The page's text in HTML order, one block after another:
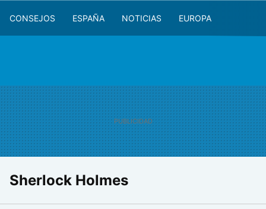
CONSEJOS ESPAÑA NOTICIAS EUROPA
Sherlock Holmes